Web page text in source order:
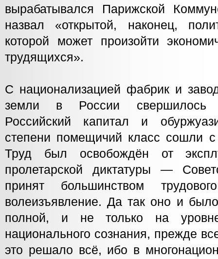
вырабатывался Парижской
назвал «открытой, наконец,
которой может произойти
трудящихся».
С национализацией фабрик и
земли в России свершилось
Российский капитал и
степени помещичий класс сошли с
Труд был освобождён от
пролетарской диктатуры —
принят большинством
волеизъявление. Да так оно и
полной, и не только на
национального сознания, прежде
это решало всё, ибо в